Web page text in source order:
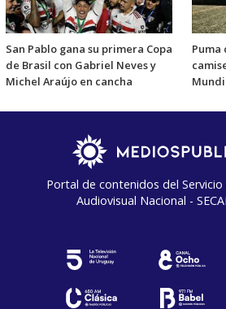
San Pablo gana su primera Copa
de Brasil con Gabriel Neves y
Michel Araújo en cancha
Puma
Portal de contenidos del Servicio
Audiovisual Nacional -